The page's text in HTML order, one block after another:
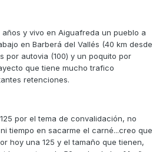
y vivo en Aiguafreda un pueblo a
en Barberá del Vallés (40 km desde
por autovia (100) y un poquito por
que tiene mucho trafico
retenciones.
por el tema de convalidación, no
tiempo en sacarme el carné...creo que
hoy una 125 y el tamaño que tienen,